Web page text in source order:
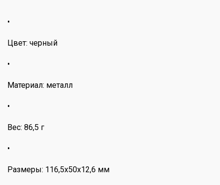
•
Цвет: черный
•
Материал: металл
•
Вес: 86,5 г
•
Размеры: 116,5x50x12,6 мм